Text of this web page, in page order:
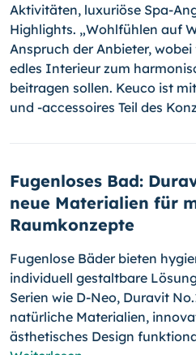
Aktivitäten, luxuriöse Spa-
Highlights. „Wohlfühlen auf
Anspruch der Anbieter,
edles Interieur zum
beitragen sollen. Keuco ist
und -accessoires Teil des
Fugenloses Bad:
neue Materialien für
Raumkonzepte
Fugenlose Bäder bieten
individuell gestaltbare
Serien wie D-Neo, Duravit
natürliche Materialien,
ästhetisches Design